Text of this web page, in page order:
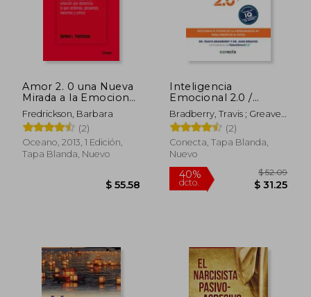
45%
$
Amor 2. 0 una Nueva
Mirada a la Emocion
que Determina lo que
Sentimos Pensamos
Fredrickson, Barbara
(2)
Oceano, 2013, 1 Edición,
Tapa Blanda, Nuevo
Inteligencia
Emocional 2.0 /
Emotional
Intelligence 2.0
Bradberry, Travis ; Greaves,
Jean
(2)
Conecta, Tapa Blanda,
Nuevo